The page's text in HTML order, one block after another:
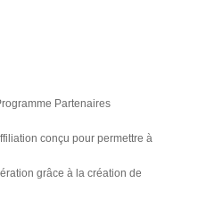
Partenaires
conçu pour permettre à
grâce à la création de